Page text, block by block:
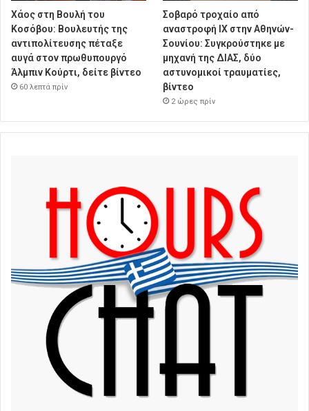
Χάος στη Βουλή του
Κοσόβου: Βουλευτής της
αντιπολίτευσης πέταξε
αυγά στον πρωθυπουργό
Άλμπιν Κούρτι, δείτε βίντεο
60 λεπτά πρίν
Σοβαρό τροχαίο από
αναστροφή ΙΧ στην Αθηνών-
Σουνίου: Συγκρούστηκε με
μηχανή της ΔΙΑΣ, δύο
αστυνομικοί τραυματίες,
βίντεο
2 ώρες πρίν